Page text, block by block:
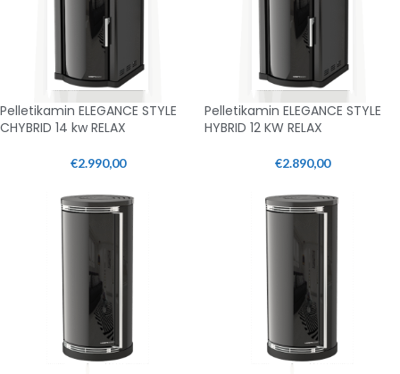
Pelletikamin ELEGANCE STYLE
CHYBRID 14 kw RELAX
€2.990,00
Pelletikamin ELEGANCE STYLE
HYBRID 12 KW RELAX
€2.890,00